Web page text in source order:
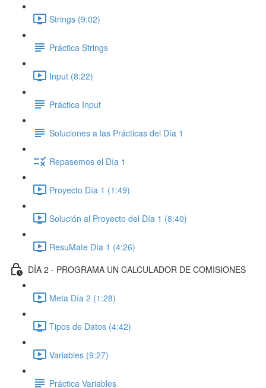
Strings (9:02)
Práctica Strings
Input (8:22)
Práctica Input
Soluciones a las Prácticas del Día 1
Repasemos el Día 1
Proyecto Día 1 (1:49)
Solución al Proyecto del Día 1 (8:40)
ResuMate Día 1 (4:26)
DÍA 2 - PROGRAMA UN CALCULADOR DE COMISIONES
Meta Día 2 (1:28)
Tipos de Datos (4:42)
Variables (9:27)
Práctica Variables